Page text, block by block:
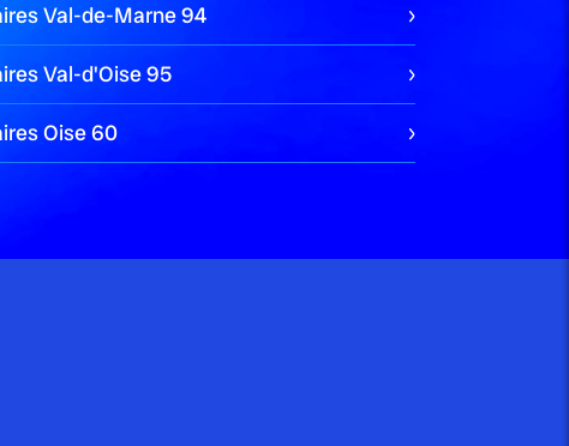
Val-de-Marne94
Val-d'Oise95
Oise60